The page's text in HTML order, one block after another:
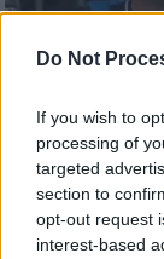
Do Not
If you wish to
processing of
targeted
section to
opt-out request
interest-based